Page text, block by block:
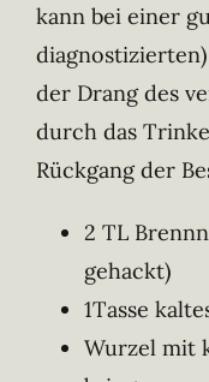
kann bei einer
der Drang des
durch das
Rückgang der
2 TL
gehackt)
1Tasse
Wurzel mit